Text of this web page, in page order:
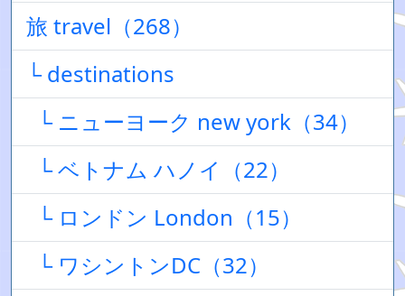
旅 travel（268）
└ destinations
└ ニューヨーク new york（34）
└ ベトナム ハノイ（22）
└ ロンドン London（15）
└ ワシントンDC（32）